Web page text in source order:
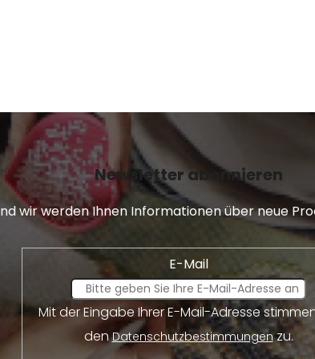
Newsletter abonnieren
wir werden Ihnen Informationen über neue
E-Mail
Mit der Eingabe Ihrer E-Mail-Adresse
denDatenschutzbestimmungenzu.